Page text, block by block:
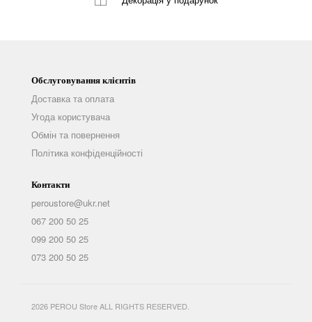
Обслуговування клієнтів
Доставка та оплата
Угода користувача
Обмін та повернення
Політика конфіденційності
Контакти
peroustore@ukr.net
067 200 50 25
099 200 50 25
073 200 50 25
2026 PEROU Store ALL RIGHTS RESERVED.